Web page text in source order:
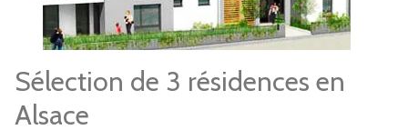
Sélection de 3 résidences en
Alsace